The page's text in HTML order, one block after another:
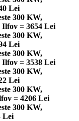
Lei
300 KW,
= 3654 Lei
300 KW,
Lei
300 KW,
= 3538 Lei
300 KW,
Lei
300 KW,
= 4206 Lei
300 KW,
Lei